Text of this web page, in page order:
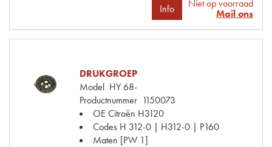
Info
Niet op voorraad
Mail ons
DRUKGROEP
Model HY 68-
Productnummer 1150073
OE Citroën H3120
Codes H 312-0 | H312-0 | P160
Maten [PW 1]